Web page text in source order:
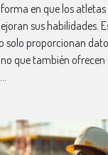
en que los
sus habilidades.
solo proporcionan
que también